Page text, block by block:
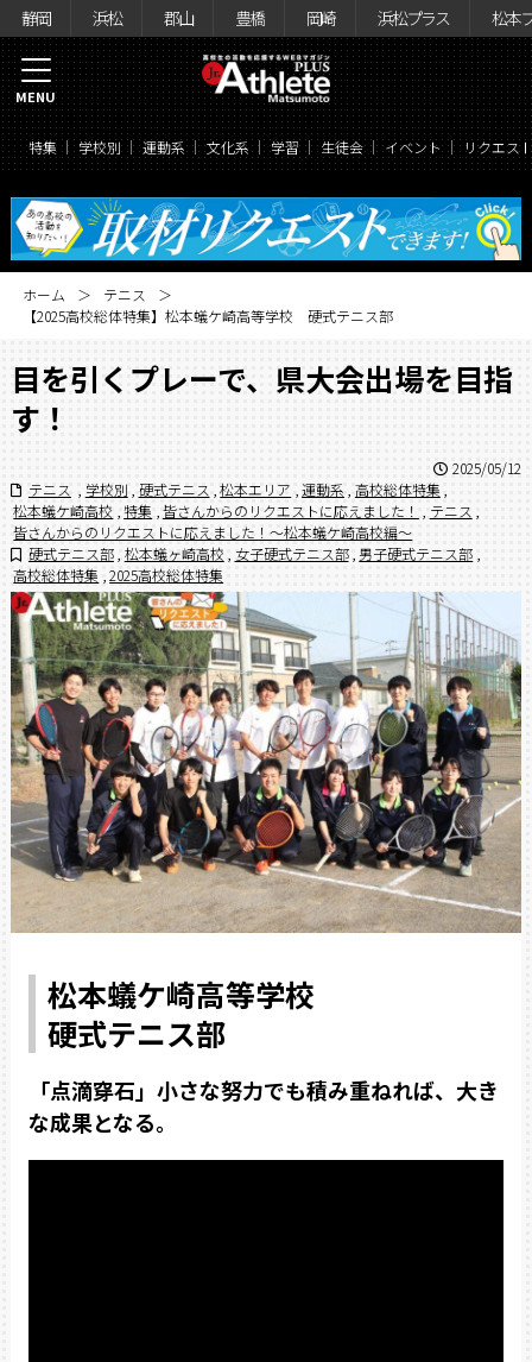
静岡 浜松 郡山 豊橋 岡崎 浜松プラス 松本
特集 学校別 運動系 文化系 学習 生徒会 イベント リクエス
MENU
ホーム
テニス
【2025高校総体特集】松本蟻ケ崎高等学校 硬式テニス部
目を引くプレーで、県大会出場を目指
す！
2025/05/12
テニス , 学校別 硬式テニス 松本エリア 運動系 高校総体特集 ,
松本蟻ケ崎高校 特集 皆さんからのリクエストに応えました！ テニス
皆さんからのリクエストに応えました！〜松本蟻ケ崎高校編〜
硬式テニス部 , 松本蟻ヶ崎高校 , 女子硬式テニス部 , 男子硬式テニス部 ,
高校総体特集 2025高校総体特集
松本蟻ケ崎高等学校
硬式テニス部
「点滴穿石」小さな努力でも積み重ねれば、大き
な成果となる。